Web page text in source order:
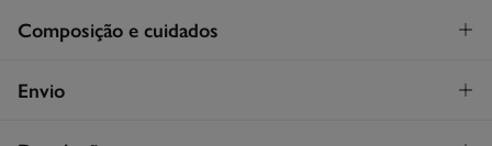
Composição e cuidados
Composição
Envio
STANDARD